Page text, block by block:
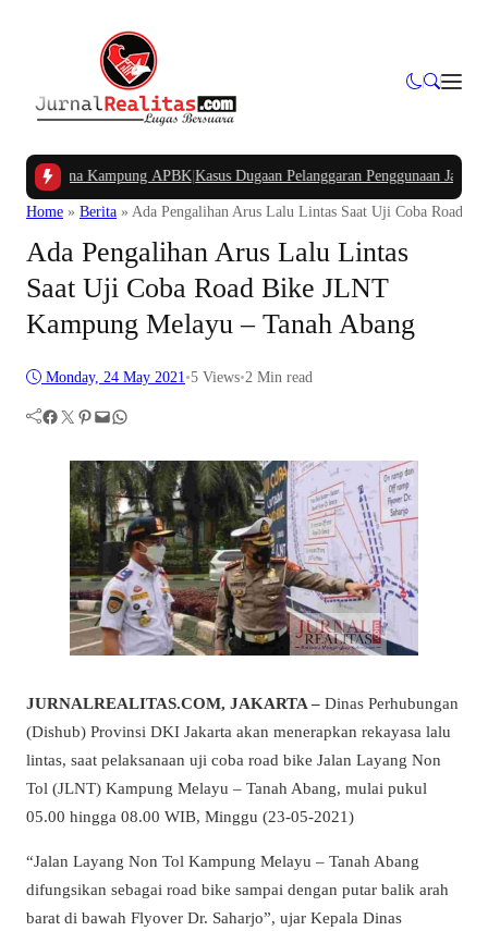
Dana Kampung APBK|Kasus Dugaan Pelanggaran Penggunaan Jalur
Home » Berita » Ada Pengalihan Arus Lalu Lintas Saat Uji Coba Road
Ada Pengalihan Arus Lalu Lintas
Saat Uji Coba Road Bike JLNT
Kampung Melayu – Tanah Abang
Monday, 24 May 2021•5 Views•2 Min read
Facebook Twitter Pinterest Mail WhatsApp
JURNALREALITAS.COM, JAKARTA – Dinas Perhubungan
(Dishub) Provinsi DKI Jakarta akan menerapkan rekayasa lalu
lintas, saat pelaksanaan uji coba road bike Jalan Layang Non
Tol (JLNT) Kampung Melayu – Tanah Abang, mulai pukul
05.00 hingga 08.00 WIB, Minggu (23-05-2021)
“Jalan Layang Non Tol Kampung Melayu – Tanah Abang
difungsikan sebagai road bike sampai dengan putar balik arah
barat di bawah Flyover Dr. Saharjo”, ujar Kepala Dinas